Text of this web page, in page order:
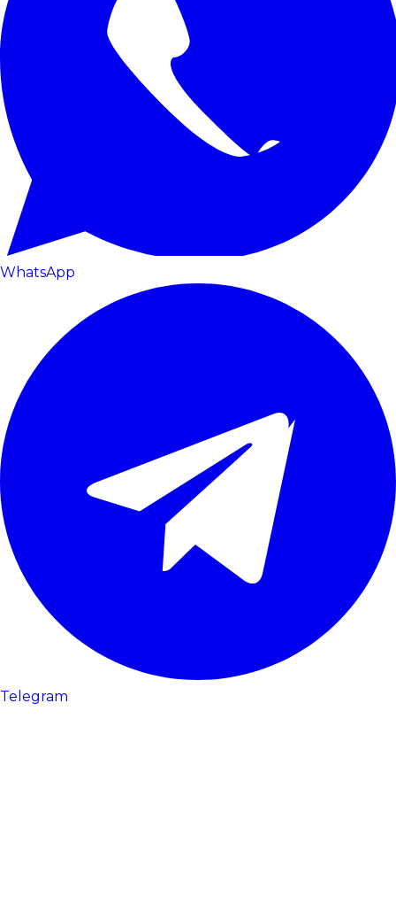
WhatsApp
Telegram